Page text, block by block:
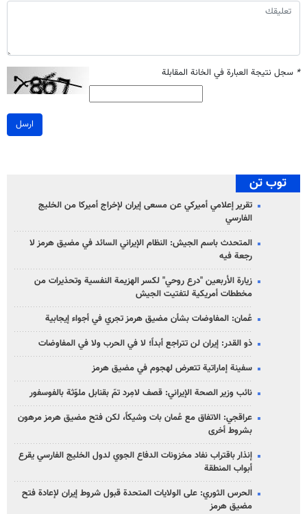
* سجل نتيجة العبارة في الخانة المقابلة
ارسل
توب تن
تقرير إعلامي أميركي عن مسعى إيران لإخراج أميركا من الخليج
الفارسي
المتحدث باسم الجيش: النظام الإيراني السائد في مضيق هرمز لا
رجعة فيه
زيارة الأربعين "درع روحي" لكسر الهزيمة النفسية وتحذيرات من
مخططات أمريكية لتفتيت الجيش
عُمان: المفاوضات بشأن مضيق هرمز تجري في أجواء إيجابية
ذو القدر: إيران لن تتراجع أبداً؛ لا في الحرب ولا في المفاوضات
سفينة إماراتية تتعرض لهجوم في مضيق هرمز
نائب وزير الصحة الإيراني: قصف لامِرد تمّ بقنابل ملوّثة بالفوسفور
عراقجي: الاتفاق مع عُمان بات وشيكاً، لكن فتح مضيق هرمز مرهون
بشروط أخرى
إنذار باقتراب نفاد مخزونات الدفاع الجوي لدول الخليج الفارسي يقرع
أبواب المنطقة
الحرس الثوري: على الولايات المتحدة قبول شروط إيران لإعادة فتح
مضيق هرمز